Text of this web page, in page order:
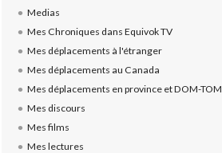
Medias
Mes Chroniques dans Equivok TV
Mes déplacements à l'étranger
Mes déplacements au Canada
Mes déplacements en province et DOM-TOM
Mes discours
Mes films
Mes lectures